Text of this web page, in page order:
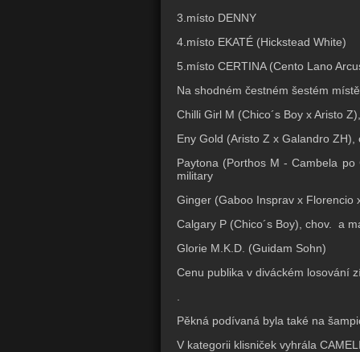
3.místo DENNY
4.místo EKATÉ (Hickstead White)
5.místo CERTINA (Cento Lano
Na shodném čestném šestém
Chilli Girl M (Chico´s Boy x Aristo
Eny Gold (Aristo Z x Galandro
Paytona (Porthos M - Cambela
military
Ginger (Gaboo Insprav x Florencio
Calgary P (Chico´s Boy), chov. a
Glorie M.K.D. (Guidam Sohn)
Cenu publika v diváckém losování
Pěkná podívaná byla také na
V kategorii klisniček vyhrála